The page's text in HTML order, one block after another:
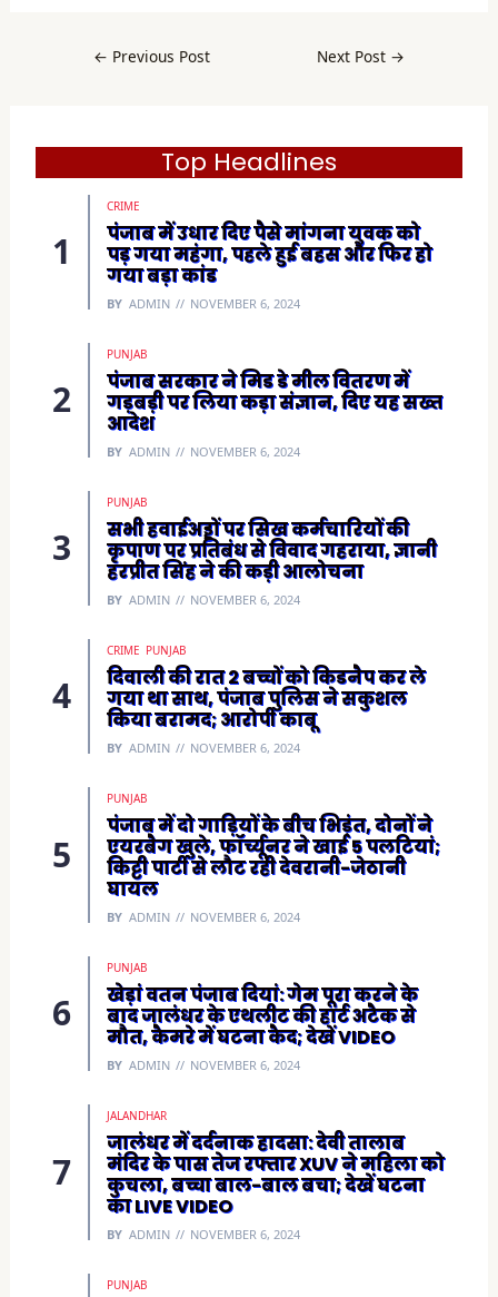
e
s
e
w
← Previous Post Next Post →
Top Headlines
CRIME
पंजाब में उधार दिए पैसे मांगना युवक को
पड़ गया महंगा, पहले हुई बहस और फिर हो
गया बड़ा कांड
BY ADMIN NOVEMBER 6, 2024
PUNJAB
पंजाब सरकार ने मिड डे मील वितरण में
गड़बड़ी पर लिया कड़ा संज्ञान, दिए यह सख्त
आदेश
BY ADMIN NOVEMBER 6, 2024
PUNJAB
सभी हवाईअड्डों पर सिख कर्मचारियों की
कृपाण पर प्रतिबंध से विवाद गहराया, ज्ञानी
हरप्रीत सिंह ने की कड़ी आलोचना
BY ADMIN NOVEMBER 6, 2024
CRIME PUNJAB
दिवाली की रात 2 बच्चों को किडनैप कर ले
गया था साथ, पंजाब पुलिस ने सकुशल
किया बरामद; आरोपी काबू
BY ADMIN NOVEMBER 6, 2024
PUNJAB
पंजाब में दो गाड़ियों के बीच भिड़ंत, दोनों ने
एयरबैग खुले, फॉर्च्यूनर ने खाई 5 पलटियां;
किट्टी पार्टी से लौट रही देवरानी-जेठानी
घायल
BY ADMIN NOVEMBER 6, 2024
PUNJAB
खेड़ां वतन पंजाब दियां: गेम पूरा करने के
बाद जालंधर के एथलीट की हार्ट अटैक से
मौत, कैमरे में घटना कैद; देखें VIDEO
BY ADMIN NOVEMBER 6, 2024
JALANDHAR
जालंधर में दर्दनाक हादसा: देवी तालाब
मंदिर के पास तेज रफ्तार XUV ने महिला को
कुचला, बच्चा बाल-बाल बचा; देखें घटना
का LIVE VIDEO
BY ADMIN NOVEMBER 6, 2024
PUNJAB